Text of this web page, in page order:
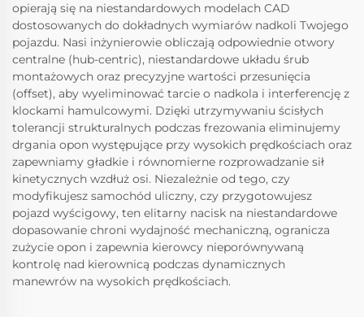
opierają się na niestandardowych modelach CAD
dostosowanych do dokładnych wymiarów nadkoli Twojego
pojazdu. Nasi inżynierowie obliczają odpowiednie otwory
centralne (hub-centric), niestandardowe układu śrub
montażowych oraz precyzyjne wartości przesunięcia
(offset), aby wyeliminować tarcie o nadkola i interferencję z
klockami hamulcowymi. Dzięki utrzymywaniu ścisłych
tolerancji strukturalnych podczas frezowania eliminujemy
drgania opon występujące przy wysokich prędkościach oraz
zapewniamy gładkie i równomierne rozprowadzanie sił
kinetycznych wzdłuż osi. Niezależnie od tego, czy
modyfikujesz samochód uliczny, czy przygotowujesz
pojazd wyścigowy, ten elitarny nacisk na niestandardowe
dopasowanie chroni wydajność mechaniczną, ogranicza
zużycie opon i zapewnia kierowcy nieporównywaną
kontrolę nad kierownicą podczas dynamicznych
manewrów na wysokich prędkościach.